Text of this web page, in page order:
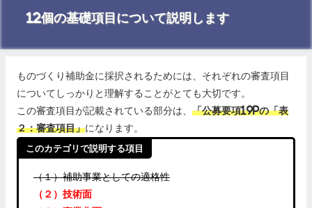
12個の基礎項目について説明します
ものづくり補助金に採択されるためには、それぞれの審査項目
についてしっかりと理解することがとても大切です。
この審査項目が記載されている部分は、 「公募要項19Pの「表
２：審査項目」になります。
このカテゴリで説明する項目
（１）補助事業としての適格性
（２）技術面